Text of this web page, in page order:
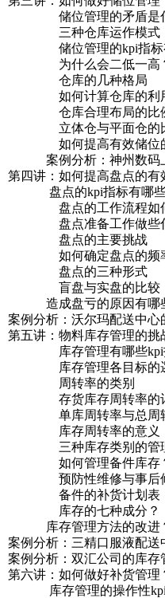
储位管理的矛盾是
三种仓库运作模式
储位管理的kpi指标
为什么会二低一高
仓库的几种格局
如何计算仓库的利
仓库合理布局的比
立体仓与平面仓的
如何提高有效储位
案例分析：神州数码上
第四讲：如何提高盘点的有
盘点的kpi指标有哪些
盘点的工作流程如
盘点准备工作做些
盘点的主要挑战
如何确定盘点的频
盘点的三种形式
盲盘与实盘的比较
造成盘亏的原因有哪
案例分析：沃尔玛配送中心
第五讲：物料库存管理的挑
库存管理有哪些kpi
库存管理各目标的逻
周转率的类别
存货库存周转率的计
单库周转率与总周转
库存周转率的意义
三种库存类别的管理
如何管理备件库存
预防性维修与事后
备件的补货计划表
库存的七种成分？
库存管理方法的改进
案例分析：三精口服液配送
案例分析：双汇公司的库存
第六讲：如何做好补货管理
库存管理的操作性kpi